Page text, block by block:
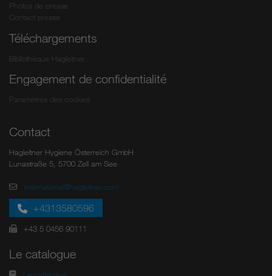
Photos de presse
Contact presse
Téléchargements
Bibliothèque Hagleitner
Engagement de confidentialité
Paramètres des cookies
Contact
Hagleitner Hygiene Österreich GmbH
Lunastraße 5, 5700 Zell am See
international@hagleitner.com
+4313580596
+43 5 0456 90111
Le catalogue